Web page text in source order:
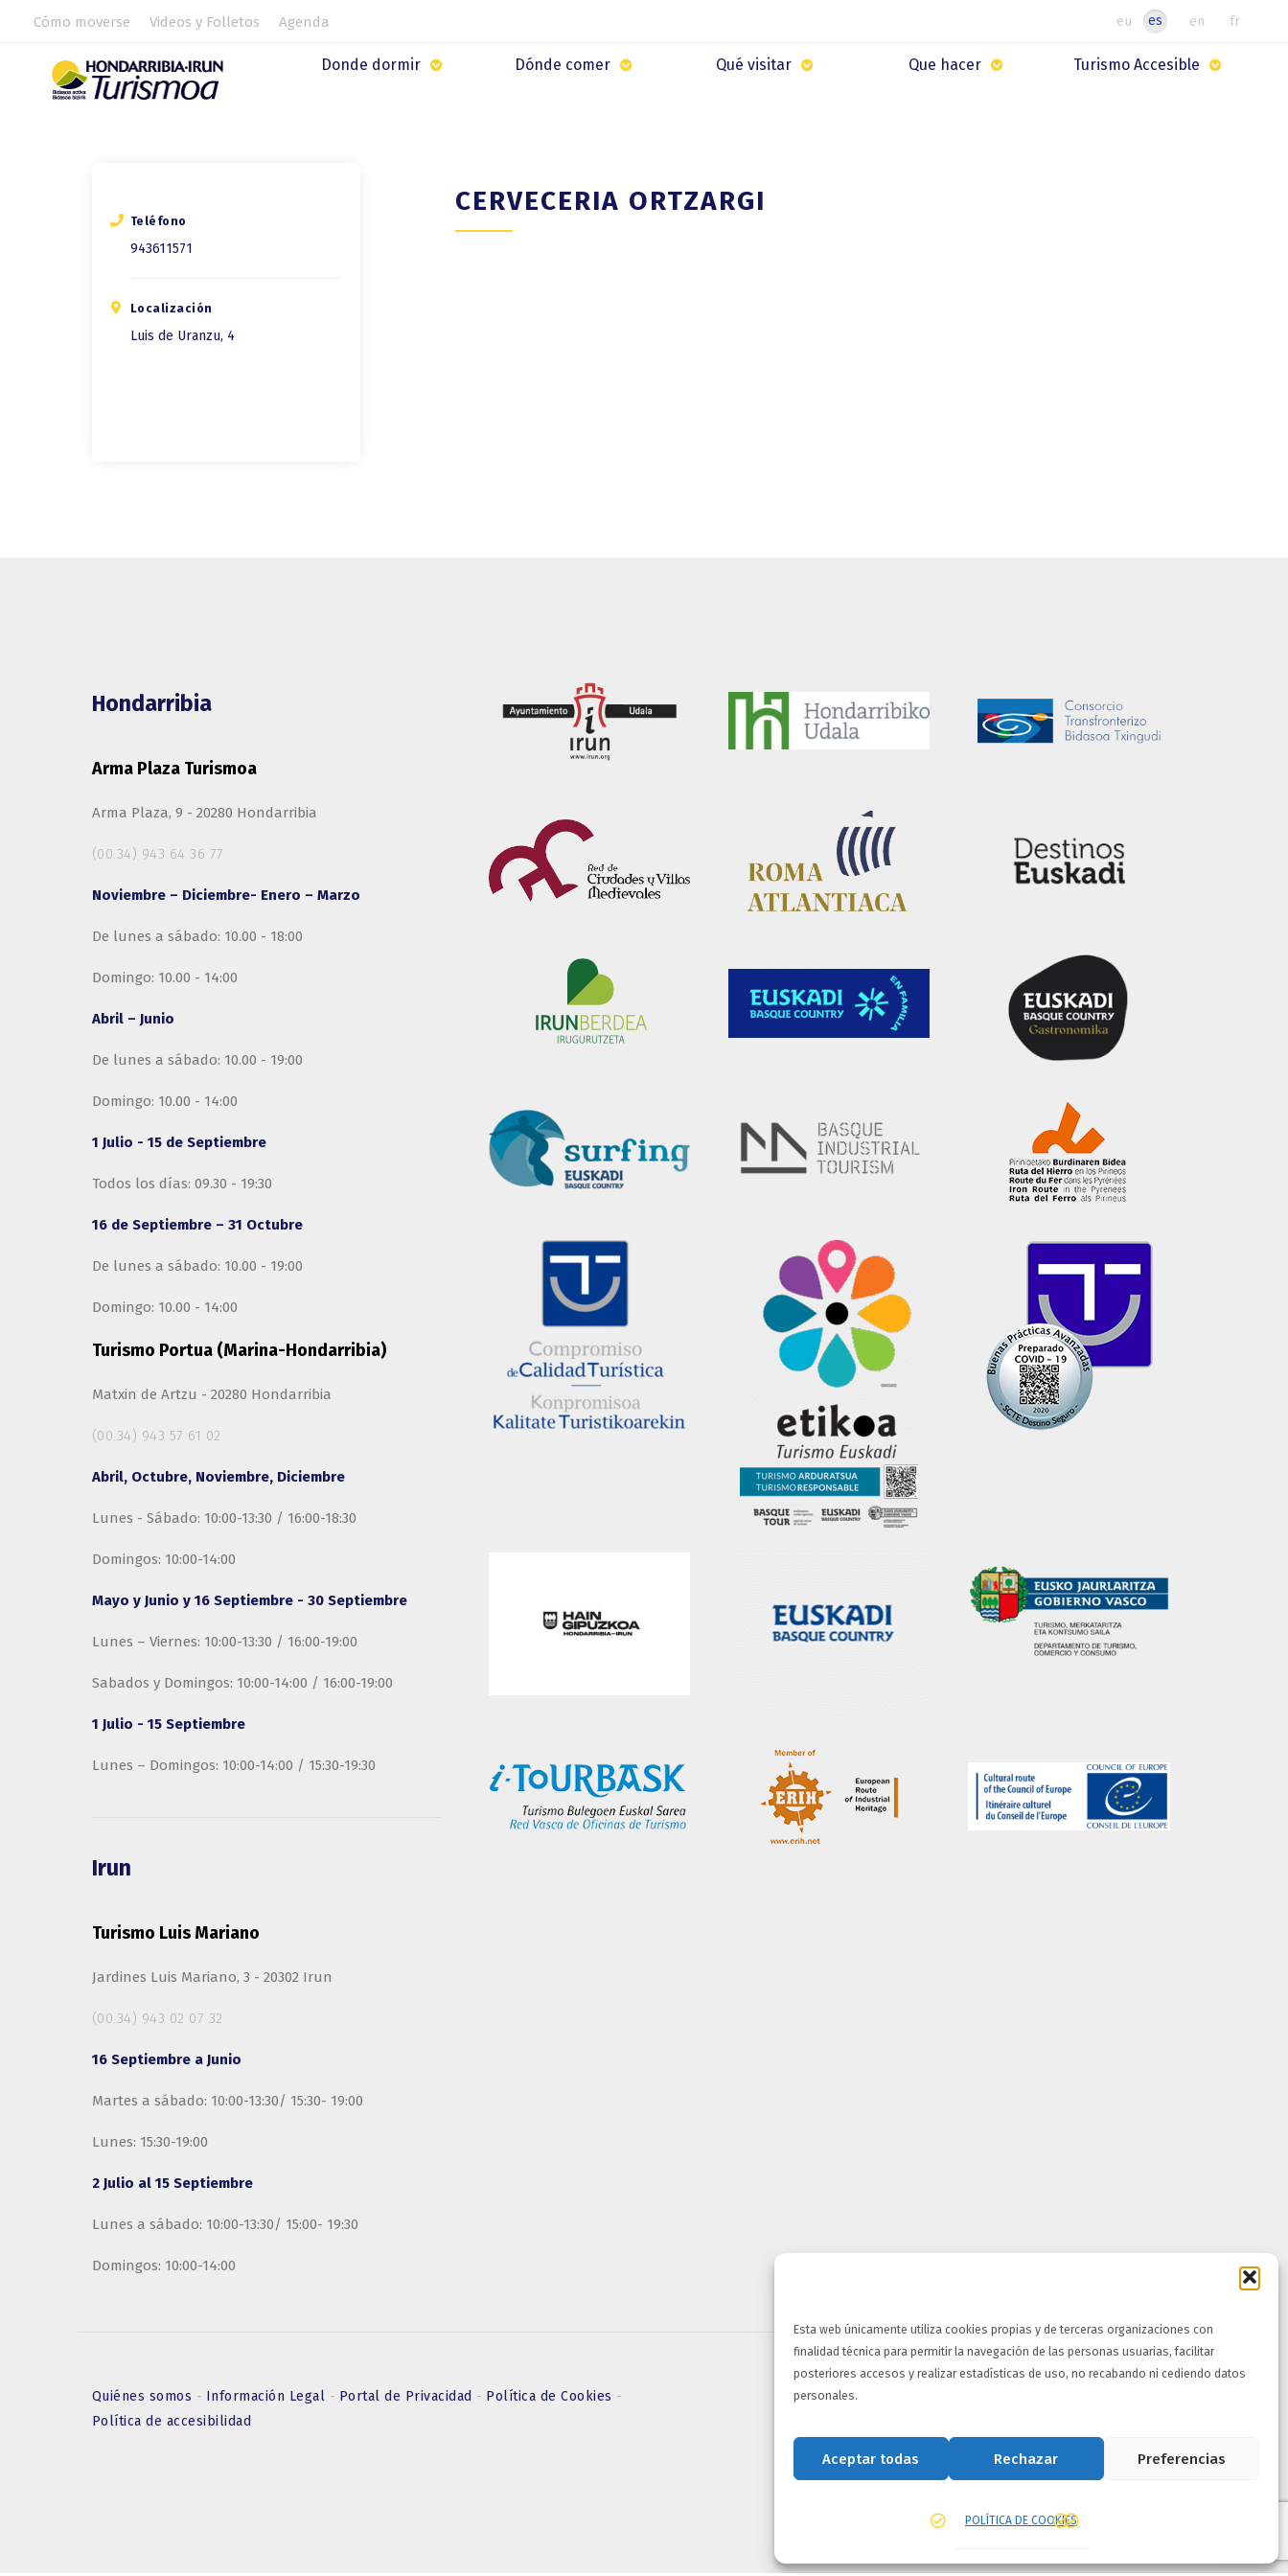
Esta web únicamente utiliza cookies propias y de terceras organizaciones con
finalidad técnica para permitir la navegación de las personas usuarias, facilitar
posteriores accesos y realizar estadísticas de uso, no recabando ni cediendo datos
personales.
Aceptar todas Rechazar Preferencias
POLÍTICA DE COOKIES
Cómo moverse Videos y Folletos Agenda es
eu fr
en
Donde dormir Dónde comer Qué visitar Que hacer Turismo Accesible
Teléfono
943611571
Localización
Luis de Uranzu, 4
CERVECERIA ORTZARGI
Hondarribia
Arma Plaza Turismoa
Arma Plaza, 9 - 20280 Hondarribia
(00.34) 943 64 36 77
Noviembre – Diciembre- Enero – Marzo
De lunes a sábado: 10.00 - 18:00
Domingo: 10.00 - 14:00
Abril – Junio
De lunes a sábado: 10.00 - 19:00
Domingo: 10.00 - 14:00
1 Julio - 15 de Septiembre
Todos los días: 09.30 - 19:30
16 de Septiembre – 31 Octubre
De lunes a sábado: 10.00 - 19:00
Domingo: 10.00 - 14:00
Turismo Portua (Marina-Hondarribia)
Matxin de Artzu - 20280 Hondarribia
(00.34) 943 57 61 02
Abril, Octubre, Noviembre, Diciembre
Lunes - Sábado: 10:00-13:30 / 16:00-18:30
Domingos: 10:00-14:00
Mayo y Junio y 16 Septiembre - 30 Septiembre
Lunes – Viernes: 10:00-13:30 / 16:00-19:00
Sabados y Domingos: 10:00-14:00 / 16:00-19:00
1 Julio - 15 Septiembre
Lunes – Domingos: 10:00-14:00 / 15:30-19:30
Irun
Turismo Luis Mariano
Jardines Luis Mariano, 3 - 20302 Irun
(00.34) 943 02 07 32
16 Septiembre a Junio
Martes a sábado: 10:00-13:30/ 15:30- 19:00
Lunes: 15:30-19:00
2 Julio al 15 Septiembre
Lunes a sábado: 10:00-13:30/ 15:00- 19:30
Domingos: 10:00-14:00
Quiénes somos - Información Legal - Portal de Privacidad - Política de Cookies -
Política de accesibilidad